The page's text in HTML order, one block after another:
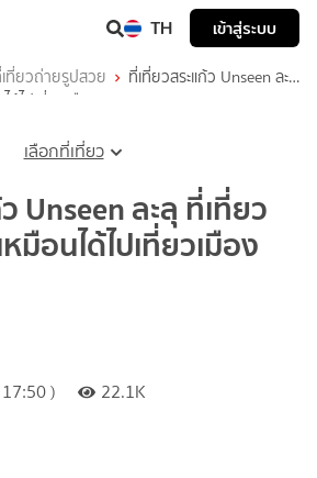
TH เข้าสู่ระบบ
ที่ยวถ่ายรูปสวย
ที่เที่ยวสระแก้ว Unseen ละลุ
ด้ไปเที่ยวเมืองนอก
เลือกที่เที่ยว
Unseen ละลุ ที่เที่ยว
มือนได้ไปเที่ยวเมือง
)
22.1K